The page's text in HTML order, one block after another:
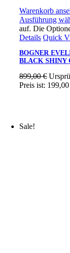
Warenkorb
Ausführung
auf. Die
Details Quick
BOGNER
BLACK SHINY
899,00€
Preis ist:
Sale!